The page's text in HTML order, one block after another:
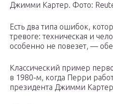
Джимми Картер. Фото:
Есть два типа ошибок,
тревоге: техническая и
особенно не повезет, — обе
Классический пример
в 1980-м, когда Перри
президента Джимми